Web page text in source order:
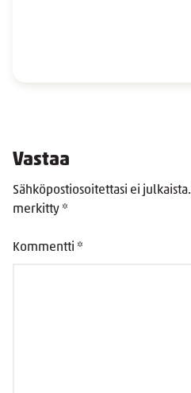
Vastaa
Sähköpostiosoitettasi ei julkaista.
merkitty *
Kommentti *